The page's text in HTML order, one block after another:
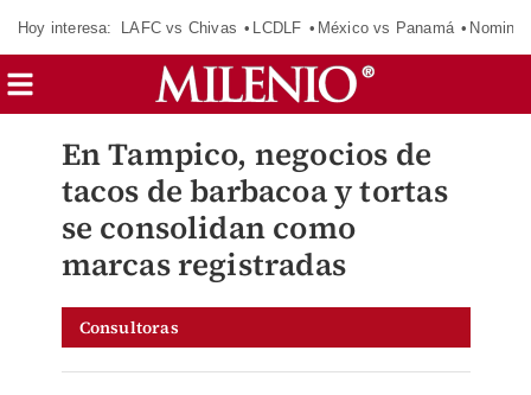
Hoy interesa: LAFC vs Chivas LCDLF México vs Panamá
En Tampico, negocios de
tacos de barbacoa y tortas
se consolidan como
marcas registradas
Consultoras